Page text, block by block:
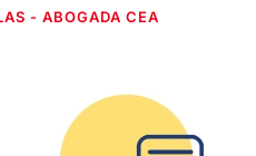
- ABOGADA CEA